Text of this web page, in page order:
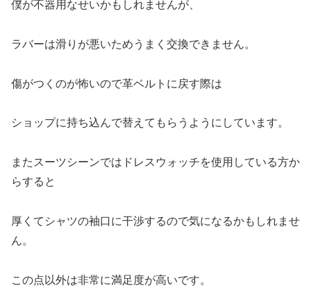
僕が不器用なせいかもしれませんが、
ラバーは滑りが悪いためうまく交換できません。
傷がつくのが怖いので革ベルトに戻す際は
ショップに持ち込んで替えてもらうようにしています。
またスーツシーンではドレスウォッチを使用している方か
らすると
厚くてシャツの袖口に干渉するので気になるかもしれませ
ん。
この点以外は非常に満足度が高いです。